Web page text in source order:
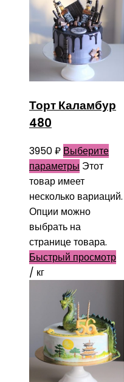
Торт Каламбур
480
3950₽ Выберите
параметры Этот
товар имеет
несколько вариаций.
Опции можно
выбрать на
странице товара.
Быстрый просмотр
/ кг